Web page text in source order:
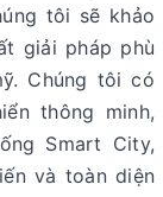
tôi sẽ khảo
giải pháp phù
Chúng tôi có
thông minh,
Smart City,
và toàn diện